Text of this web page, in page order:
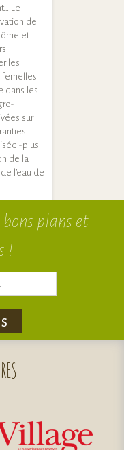
Le
de
et
les
femelles
dans les
sur
-plus
de la
l’eau de
plans et
!